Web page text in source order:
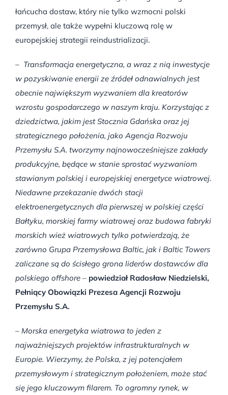
łańcucha dostaw, który nie tylko wzmocni polski
przemysł, ale także wypełni kluczową rolę w
europejskiej strategii reindustrializacji.
– Transformacja energetyczna, a wraz z nią inwestycje
w pozyskiwanie energii ze źródeł odnawialnych jest
obecnie największym wyzwaniem dla kreatorów
wzrostu gospodarczego w naszym kraju. Korzystając z
dziedzictwa, jakim jest Stocznia Gdańska oraz jej
strategicznego położenia, jako Agencja Rozwoju
Przemysłu S.A. tworzymy najnowocześniejsze zakłady
produkcyjne, będące w stanie sprostać wyzwaniom
stawianym polskiej i europejskiej energetyce wiatrowej.
Niedawne przekazanie dwóch stacji
elektroenergetycznych dla pierwszej w polskiej części
Bałtyku, morskiej farmy wiatrowej oraz budowa fabryki
morskich wież wiatrowych tylko potwierdzają, że
zarówno Grupa Przemysłowa Baltic, jak i Baltic Towers
zaliczane są do ścisłego grona liderów dostawców dla
polskiego offshore – powiedział Radosław Niedzielski,
Pełniący Obowiązki Prezesa Agencji Rozwoju
Przemysłu S.A.
– Morska energetyka wiatrowa to jeden z
najważniejszych projektów infrastrukturalnych w
Europie. Wierzymy, że Polska, z jej potencjałem
przemysłowym i strategicznym położeniem, może stać
się jego kluczowym filarem. To ogromny rynek, w